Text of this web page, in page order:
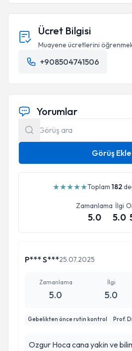
Ücret Bilgisi
Muayene ücretlerini
+908504741506
Yorumlar
Görüş Ekle
★★★★★Toplam 182
Zamanlama
5.0
İlgi
5.0
P*** S***25.07.2025
Zamanlama
5.0
İlgi
5.0
Gebelikten önce rutin kontrol Prof.
Ozgur Hoca cana yakin ve